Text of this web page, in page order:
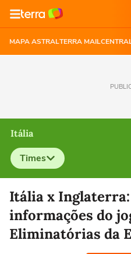
MAPA ASTRALTERRA MAIL
Itália
Times
Selecione o time para ver as
Itália x Inglaterra:
informações do
Eliminatórias da